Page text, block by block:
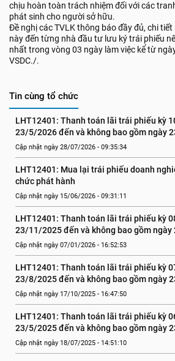
chịu hoàn toàn trách nhiệm đối với các
phát sinh cho người sở hữu.
Đề nghị các TVLK thông báo đầy đủ, chi
này đến từng nhà đầu tư lưu ký trái phiếu
nhất trong vòng 03 ngày làm việc kể từ
VSDC./.
Tin cùng tổ chức
LHT12401: Thanh toán lãi trái phiếu kỳ
23/5/2026 đến và không bao gồm ngày
Cập nhật ngày 28/07/2026 - 09:35:34
LHT12401: Mua lại trái phiếu doanh
chức phát hành
Cập nhật ngày 15/06/2026 - 09:31:11
LHT12401: Thanh toán lãi trái phiếu kỳ
23/11/2025 đến và không bao gồm
Cập nhật ngày 07/01/2026 - 16:52:53
LHT12401: Thanh toán lãi trái phiếu kỳ
23/8/2025 đến và không bao gồm ngày
Cập nhật ngày 17/10/2025 - 16:47:50
LHT12401: Thanh toán lãi trái phiếu kỳ
23/5/2025 đến và không bao gồm ngày
Cập nhật ngày 18/07/2025 - 14:51:10